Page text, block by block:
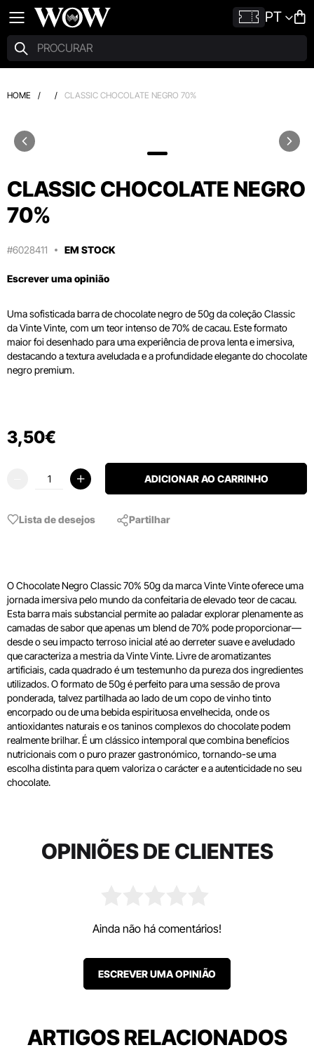
PT
HOME / / CLASSIC CHOCOLATE NEGRO 70%
CLASSIC CHOCOLATE NEGRO
70%
#6028411 EM STOCK
Escrever uma opinião
Uma sofisticada barra de chocolate negro de 50g da coleção Classic
da Vinte Vinte, com um teor intenso de 70% de cacau. Este formato
maior foi desenhado para uma experiência de prova lenta e imersiva,
destacando a textura aveludada e a profundidade elegante do chocolate
negro premium.
3,50€
ADICIONAR AO CARRINHO
Lista de desejos Partilhar
O Chocolate Negro Classic 70% 50g da marca Vinte Vinte oferece uma
jornada imersiva pelo mundo da confeitaria de elevado teor de cacau.
Esta barra mais substancial permite ao paladar explorar plenamente as
camadas de sabor que apenas um blend de 70% pode proporcionar—
desde o seu impacto terroso inicial até ao derreter suave e aveludado
que caracteriza a mestria da Vinte Vinte. Livre de aromatizantes
artificiais, cada quadrado é um testemunho da pureza dos ingredientes
utilizados. O formato de 50g é perfeito para uma sessão de prova
ponderada, talvez partilhada ao lado de um copo de vinho tinto
encorpado ou de uma bebida espirituosa envelhecida, onde os
antioxidantes naturais e os taninos complexos do chocolate podem
realmente brilhar. É um clássico intemporal que combina benefícios
nutricionais com o puro prazer gastronómico, tornando-se uma
escolha distinta para quem valoriza o carácter e a autenticidade no seu
chocolate.
OPINIÕES DE CLIENTES
Ainda não há comentários!
ESCREVER UMA OPINIÃO
ARTIGOS RELACIONADOS